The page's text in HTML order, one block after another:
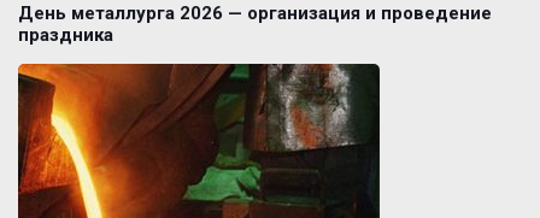
День металлурга 2026 — организация и проведение
праздника